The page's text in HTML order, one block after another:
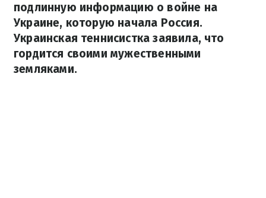
подлинную информацию о войне на
Украине, которую начала Россия.
Украинская теннисистка заявила, что
гордится своими мужественными
земляками.